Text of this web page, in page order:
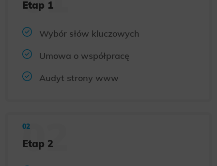
Etap 1
Wybór słów kluczowych
Umowa o współpracę
Audyt strony www
Etap 2